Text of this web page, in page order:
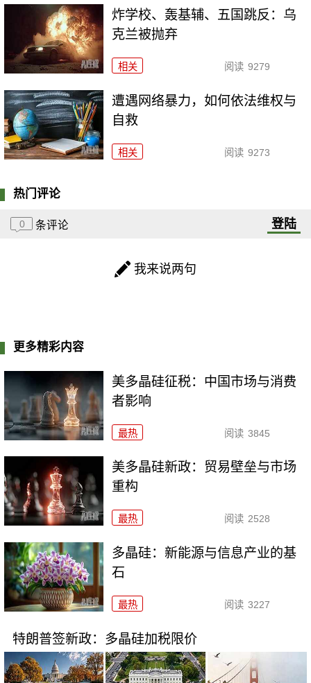
炸学校、轰基辅、五国跳反：乌
克兰被抛弃
相关 阅读 9279
遭遇网络暴力，如何依法维权与
自救
相关 阅读 9273
热门评论
0 条评论 登陆
我来说两句
更多精彩内容
美多晶硅征税：中国市场与消费
者影响
最热 阅读 3845
美多晶硅新政：贸易壁垒与市场
重构
最热 阅读 2528
多晶硅：新能源与信息产业的基
石
最热 阅读 3227
特朗普签新政：多晶硅加税限价